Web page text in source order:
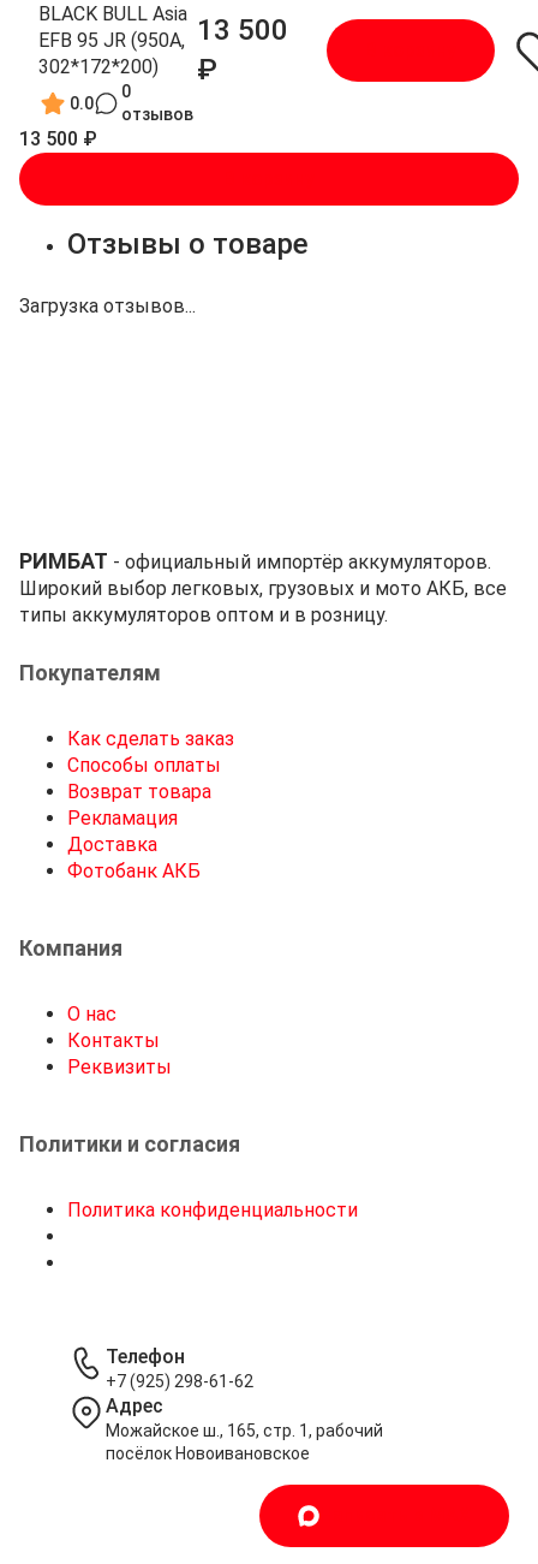
BLACK BULL Asia
EFB 95 JR (950A,
302*172*200)
0.0
0
отзывов
13 500
₽
13 500 ₽
Отзывы о товаре
Загрузка отзывов...
РИМБАТ - официальный импортёр аккумуляторов.
Широкий выбор легковых, грузовых и мото АКБ, все
типы аккумуляторов оптом и в розницу.
Покупателям
Как сделать заказ
Способы оплаты
Возврат товара
Рекламация
Доставка
Фотобанк АКБ
Компания
О нас
Контакты
Реквизиты
Политики и согласия
Политика конфиденциальности
Телефон
+7 (925) 298-61-62
Адрес
Можайское ш., 165, стр. 1, рабочий
посёлок Новоивановское